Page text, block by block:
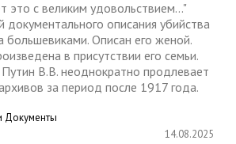
это с великим удовольствием..."
документального описания убийства
большевиками. Описан его женой.
в присутствии его семьи.
Путин В.В. неоднократно продлевает
за период после 1917 года.
Документы
14.08.2025